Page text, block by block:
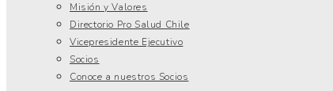
Misión y Valores
Directorio Pro Salud Chile
Vicepresidente Ejecutivo
Socios
Conoce a nuestros Socios